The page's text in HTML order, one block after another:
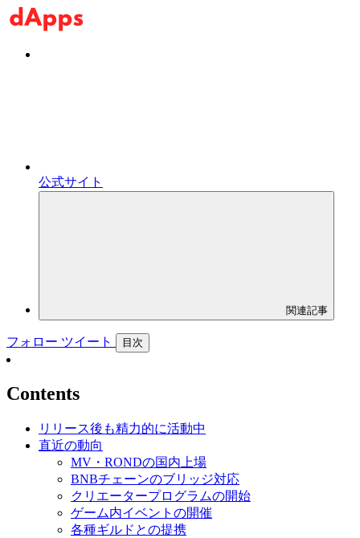
公式サイト
関連記事
フォロー ツイート 目次
Contents
リリース後も精力的に活動中
直近の動向
MV・RONDの国内上場
BNBチェーンのブリッジ対応
クリエータープログラムの開始
ゲーム内イベントの開催
各種ギルドとの提携